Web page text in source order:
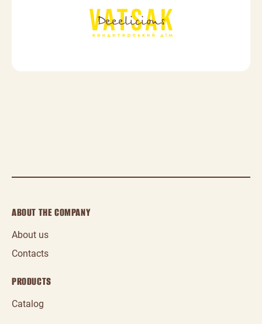
Deeelicious
ABOUT THE COMPANY
About us
Contacts
PRODUCTS
Catalog